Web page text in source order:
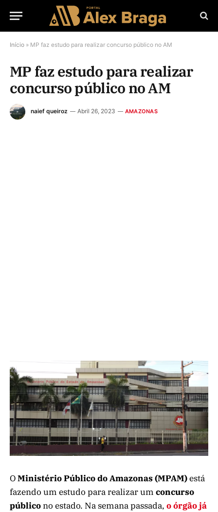
Início » MP faz estudo para realizar concurso público no AM
MP faz estudo para realizar
concurso público no AM
naief queiroz Abril 26, 2023 AMAZONAS
OMinistério Público do Amazonas (MPAM)está
fazendo um estudo para realizar um concurso
públicono estado. Na semana passada, o órgão já